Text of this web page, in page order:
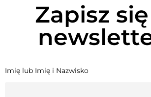
Zapisz
Imię lub Imię i Nazwisko